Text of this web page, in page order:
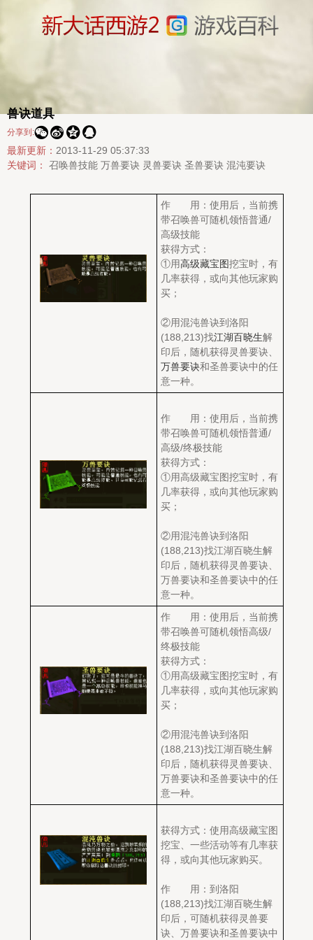
兽诀道具
分享到: 
最新更新： 2013-11-29 05:37:33
关键词： 召唤兽技能 万兽要诀 灵兽要诀 圣兽要诀 混沌要诀
作 用：使用后，当前携
带召唤兽可随机领悟普通/
高级技能
获得方式：
①用高级藏宝图挖宝时，有
几率获得，或向其他玩家购
买；
②用混沌兽诀到洛阳
(188,213)找江湖百晓生解
印后，随机获得灵兽要诀、
万兽要诀和圣兽要诀中的任
意一种。
作 用：使用后，当前携
带召唤兽可随机领悟普通/
高级/终极技能
获得方式：
①用高级藏宝图挖宝时，有
几率获得，或向其他玩家购
买；
②用混沌兽诀到洛阳
(188,213)找江湖百晓生解
印后，随机获得灵兽要诀、
万兽要诀和圣兽要诀中的任
意一种。
作 用：使用后，当前携
带召唤兽可随机领悟高级/
终极技能
获得方式：
①用高级藏宝图挖宝时，有
几率获得，或向其他玩家购
买；
②用混沌兽诀到洛阳
(188,213)找江湖百晓生解
印后，随机获得灵兽要诀、
万兽要诀和圣兽要诀中的任
意一种。
获得方式：使用高级藏宝图
挖宝、一些活动等有几率获
得，或向其他玩家购买。
作 用：到洛阳
(188,213)找江湖百晓生解
印后，可随机获得灵兽要
诀、万兽要诀和圣兽要诀中